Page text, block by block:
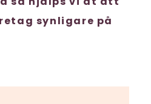
synligare på